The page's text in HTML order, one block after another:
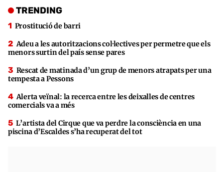
TRENDING
Prostitució de barri
Adeu a les autoritzacions col·lectives per permetre que els
menors surtin del país sense pares
Rescat de matinada d’un grup de menors atrapats per una
tempesta a Pessons
Alerta veïnal: la recerca entre les deixalles de centres
comercials va a més
L’artista del Cirque que va perdre la consciència en una
piscina d’Escaldes s’ha recuperat del tot